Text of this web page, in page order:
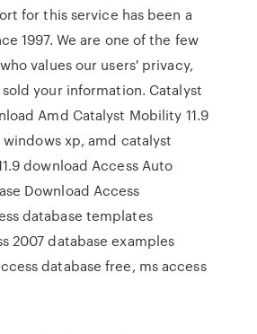
for this service has been a
1997. We are one of the few
values our users' privacy,
your information. Catalyst
Amd Catalyst Mobility 11.9
xp, amd catalyst
downloadAccess Auto
Download Access
database templates
2007 database examples
database free, ms access